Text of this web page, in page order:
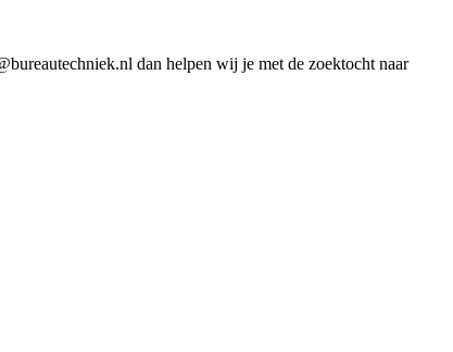
dan helpen wij je met de zoektocht naar